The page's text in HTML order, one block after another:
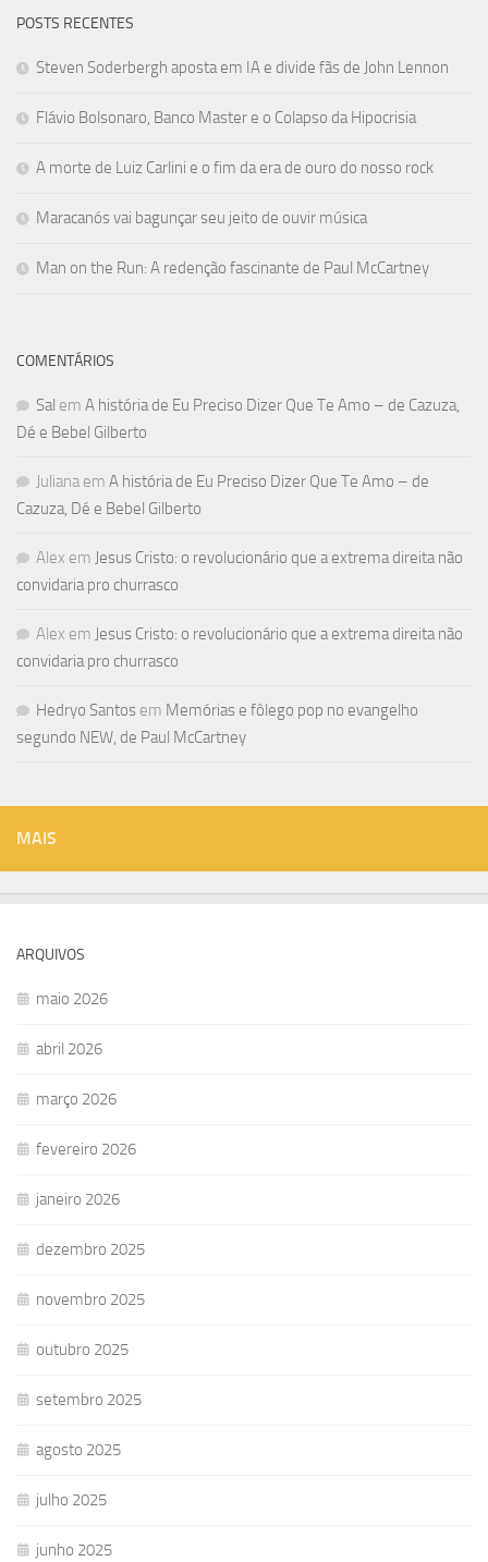
POSTS RECENTES
Steven Soderbergh aposta em IA e divide fãs de John Lennon
Flávio Bolsonaro, Banco Master e o Colapso da Hipocrisia
A morte de Luiz Carlini e o fim da era de ouro do nosso rock
Maracanós vai bagunçar seu jeito de ouvir música
Man on the Run: A redenção fascinante de Paul McCartney
COMENTÁRIOS
Sal em A história de Eu Preciso Dizer Que Te Amo – de Cazuza,
Dé e Bebel Gilberto
Juliana em A história de Eu Preciso Dizer Que Te Amo – de
Cazuza, Dé e Bebel Gilberto
Alex em Jesus Cristo: o revolucionário que a extrema direita não
convidaria pro churrasco
Alex em Jesus Cristo: o revolucionário que a extrema direita não
convidaria pro churrasco
Hedryo Santos em Memórias e fôlego pop no evangelho
segundo NEW, de Paul McCartney
MAIS
ARQUIVOS
maio 2026
abril 2026
março 2026
fevereiro 2026
janeiro 2026
dezembro 2025
novembro 2025
outubro 2025
setembro 2025
agosto 2025
julho 2025
junho 2025